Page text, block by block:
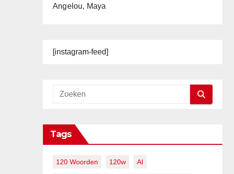
Angelou, Maya
[instagram-feed]
Tags
120 Woorden 120w AI